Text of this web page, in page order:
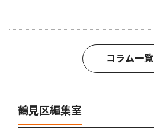
コラム一覧
鶴見区編集室